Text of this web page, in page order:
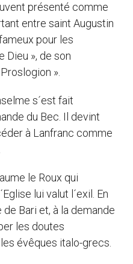
présenté comme
entre saint Augustin
pour les
Dieu », de son
».
s´est fait
du Bec. Il devint
à Lanfranc comme
le Roux qui
lui valut l´exil. En
Bari et, à la demande
les doutes
évêques italo-grecs.